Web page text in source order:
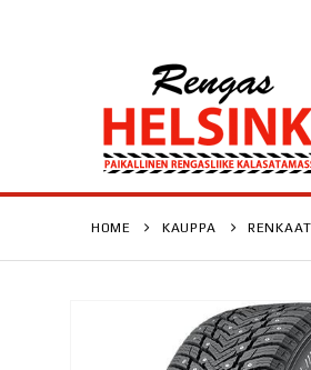
HOME KAUPPA RENKAAT